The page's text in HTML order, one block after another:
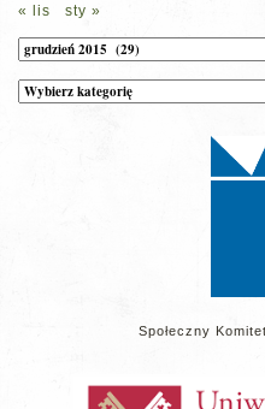
« lis sty »
Archiwum
Kategorie
wpisów
Społeczny